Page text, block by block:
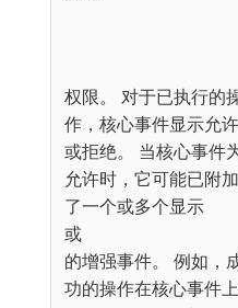
权限。 对于已执行的
作，核心事件显示允许
或拒绝。 当核心事件
允许时，它可能已附加
了一个或多个显示​
​或​
的增强事件。 例如，
功的操作在核心事件上